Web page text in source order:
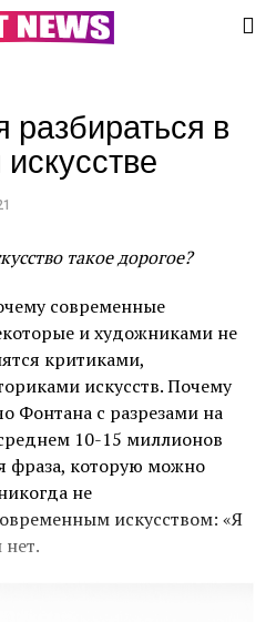
разбираться в
такое дорогое?
современные
и художниками не
критиками,
искусств. Почему
Фонтана с разрезами на
10-15 миллионов
фраза, которую можно
не
искусством: «Я
нет.